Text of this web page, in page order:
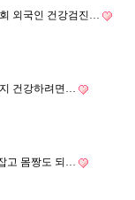
외국인 건강검진…
건강하려면…
고 몸짱도 되…